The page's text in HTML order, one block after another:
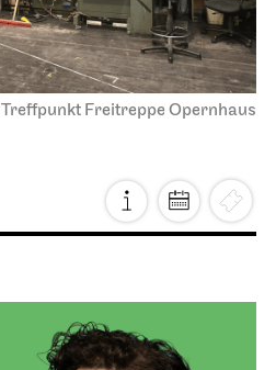
Treffpunkt Freitreppe Opernhaus